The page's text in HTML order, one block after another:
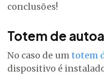
conclusões!
Totem de
No caso de umtotem
dispositivo é